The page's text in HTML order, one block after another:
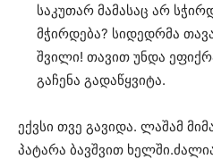
საკუთარ მამასაც არ
მჭირდება? სიდედრმა
შვილი! თავით უნდა
გაჩენა გადაწყვიტა.
ექვსი თვე გავიდა. ლაშამ
პატარა ბავშვით